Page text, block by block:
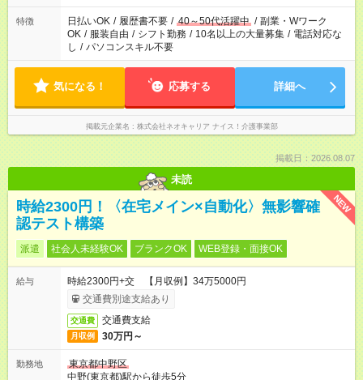
特徴 日払いOK / 履歴書不要 / 40～50代活躍中 / 副業・Wワーク
OK / 服装自由 / シフト勤務 / 10名以上の大量募集 / 電話対応な
し / パソコンスキル不要
気になる！ 応募する 詳細へ
掲載元企業名 株式会社ネオキャリア ナイス！介護事業部
掲載日：2026.08.07
未読
NEW
時給2300円！〈在宅メイン×自動化〉無影響確
認テスト構築
派遣 社会人未経験OK ブランクOK WEB登録・面接OK
給与
時給2300円+交 【月収例】34万5000円
交通費別途支給あり
交通費 交通費支給
月収例 30万円～
勤務地
東京都中野区
中野(東京都)駅から徒歩5分